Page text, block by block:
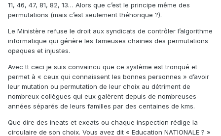
11, 46, 47, 81, 82, 13… Alors que c’est le principe même des
permutations (mais c’est seulement théhorique ?).
Le Ministère refuse le droit aux syndicats de contrôler l’algorithme
informatique qui génère les fameuses chaines des permutations
opaques et injustes.
Avec tt ceci je suis convaincu que ce système est tronqué et
permet à « ceux qui connaissent les bonnes personnes » d’avoir
leur mutation ou permutation de leur choix au détriment de
nombreux collègues qui eux galèrent depuis de nombreuses
années séparés de leurs familles par des centaines de kms.
Que dire des ineats et exeats ou chaque inspection rédige la
circulaire de son choix. Vous avez dit « Education NATIONALE ? »